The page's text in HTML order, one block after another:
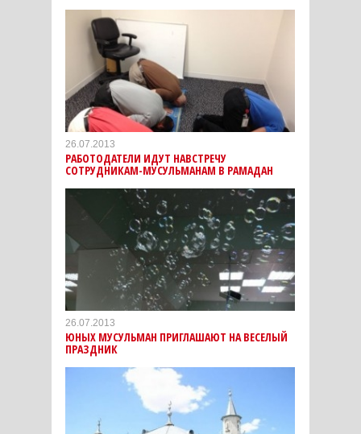
26.07.2013
РАБОТОДАТЕЛИ ИДУТ НАВСТРЕЧУ
СОТРУДНИКАМ-МУСУЛЬМАНАМ В РАМАДАН
26.07.2013
ЮНЫХ МУСУЛЬМАН ПРИГЛАШАЮТ НА ВЕСЕЛЫЙ
ПРАЗДНИК